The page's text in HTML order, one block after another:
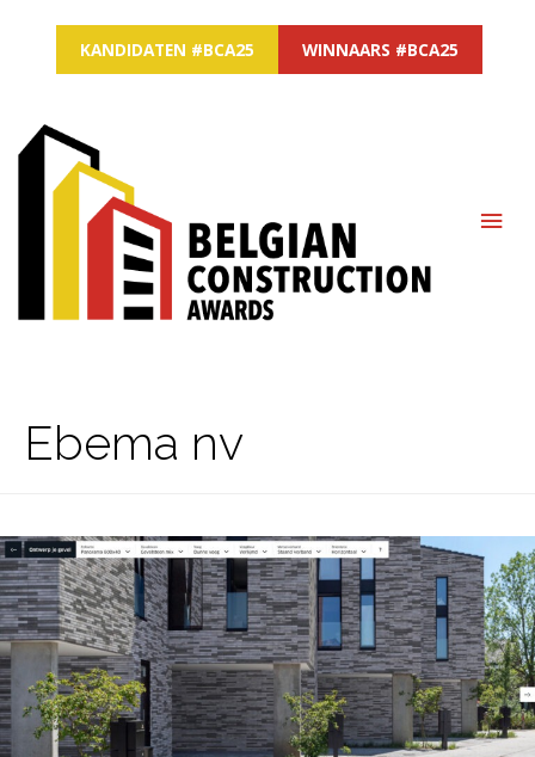
KANDIDATEN #BCA25 WINNAARS #BCA25
Ebema nv